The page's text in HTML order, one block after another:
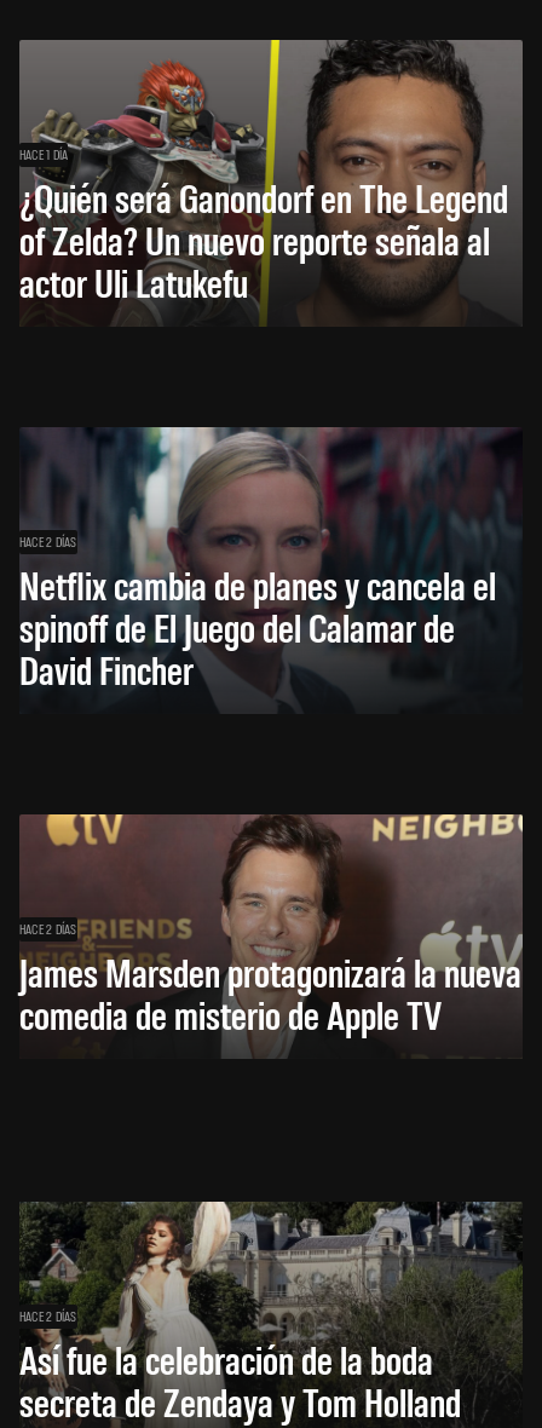
HACE 1 DÍA
¿Quién será Ganondorf en The Legend
of Zelda? Un nuevo reporte señala al
actor Uli Latukefu
HACE 2 DÍAS
Netflix cambia de planes y cancela el
spinoff de El Juego del Calamar de
David Fincher
HACE 2 DÍAS
James Marsden protagonizará la nueva
comedia de misterio de Apple TV
HACE 2 DÍAS
Así fue la celebración de la boda
secreta de Zendaya y Tom Holland